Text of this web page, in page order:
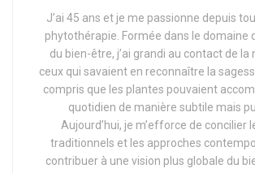
J’ai 45 ans et je me passionne depuis
phytothérapie. Formée dans le domaine
du bien-être, j’ai grandi au contact de la
ceux qui savaient en reconnaître la
compris que les plantes pouvaient
quotidien de manière subtile mais
Aujourd’hui, je m’efforce de concilier
traditionnels et les approches
contribuer à une vision plus globale du